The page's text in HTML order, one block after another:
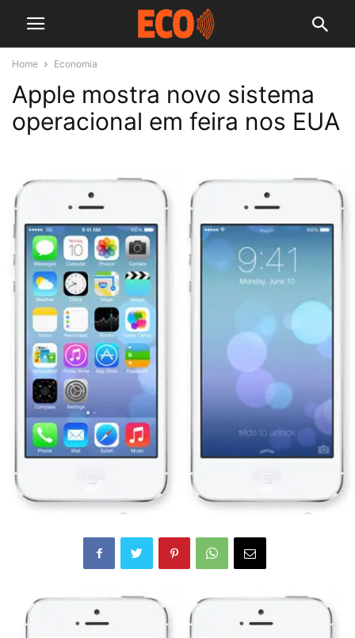
Home Economia
Apple mostra novo sistema
operacional em feira nos EUA